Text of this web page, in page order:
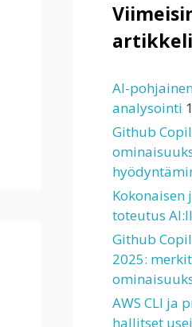
AI-
analysointi
Github
Kokonaisen
toteutus
Github
2025:
AWS CLI ja
hallitset